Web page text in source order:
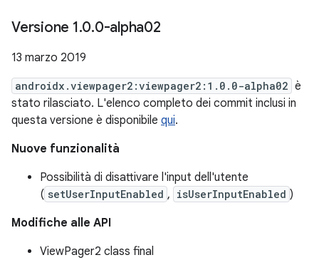
Versione 1.0.0-alpha02
13 marzo 2019
androidx.viewpager2:viewpager2:1.0.0-alpha02 è
stato rilasciato. L'elenco completo dei commit inclusi in
questa versione è disponibile qui.
Nuove funzionalità
Possibilità di disattivare l'input dell'utente
( setUserInputEnabled , isUserInputEnabled )
Modifiche alle API
ViewPager2 class final